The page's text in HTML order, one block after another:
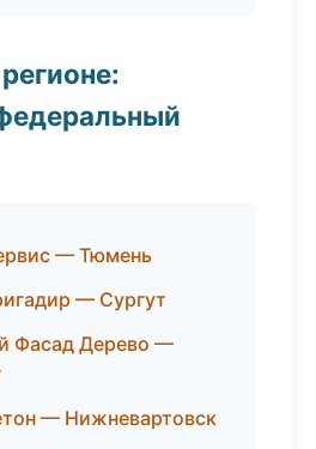
— Тюмень
— Сургут
Фасад Дерево —
— Нижневартовск